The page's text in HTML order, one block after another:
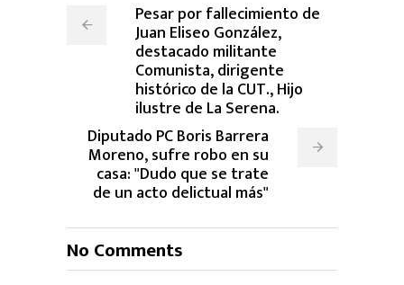
Pesar por fallecimiento de
Juan Eliseo González,
destacado militante
Comunista, dirigente
histórico de la CUT., Hijo
ilustre de La Serena.
Diputado PC Boris Barrera
Moreno, sufre robo en su
casa: "Dudo que se trate
de un acto delictual más"
No Comments